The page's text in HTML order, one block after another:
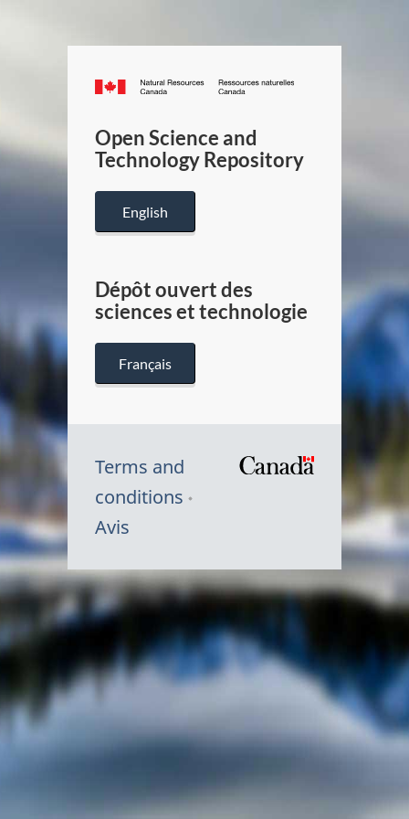
Canada.ca
/
Canada
Open Science and
Technology Repository
English
Dépôt ouvert des
sciences et technologie
Français
Terms and
conditions
Avis
Symbole
du
Canada